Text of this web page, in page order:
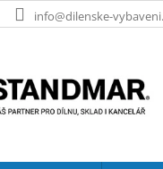
info@dilenske-